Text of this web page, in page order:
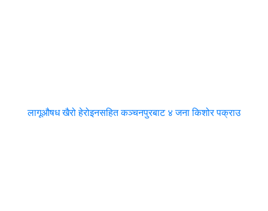
लागूऔषध खैरो हेरोइनसहित कञ्चनपुरबाट ४ जना किशोर पक्राउ